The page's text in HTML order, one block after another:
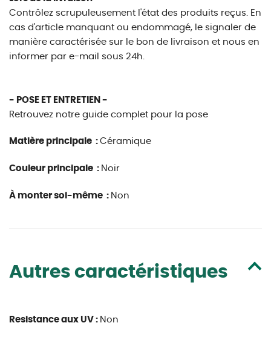
Contrôlez scrupuleusement l'état des produits reçus. En
cas d'article manquant ou endommagé, le signaler de
manière caractérisée sur le bon de livraison et nous en
informer par e-mail sous 24h.
- POSE ET ENTRETIEN -
Retrouvez notre guide complet pour la pose
Matière principale : Céramique
Couleur principale : Noir
À monter soi-même : Non
Autres caractéristiques
Resistance aux UV : Non